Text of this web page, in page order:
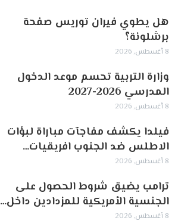
هل يطوي فيران توريس صفحة
برشلونة؟
8 أغسطس, 2026
وزارة التربية تحسم موعد الدخول
المدرسي 2026-2027
8 أغسطس, 2026
فيلدا يكشف مفاجآت مباراة لبؤات
الاطلس ضد الجنوب افريقيات…
8 أغسطس, 2026
ترامب يضيق شروط الحصول على
الجنسية الأمريكية للمزدادين داخل…
8 أغسطس, 2026